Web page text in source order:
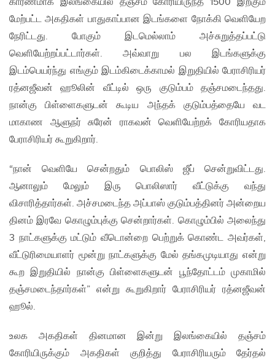
மேற்பட்ட அகதிகள் பாதுகாப்பான இடங்களை நோக்கி வெளியேற
நேரிட்டது. போகும் இடமெல்லாம் அச்சுறுத்தப்பட்டு
வெளியேற்றப்பட்டார்கள். அவ்வாறு பல இடங்களுக்கு
இடம்பெயர்ந்து எங்கும் இடம்கிடைக்காமல் இறுதியில் பேராசிரியர்
ரத்னஜீவன் ஹூலின் வீட்டில் ஒரு குடும்பம் தஞ்சமடைந்தது.
நான்கு பிள்ளைகளுடன் கூடிய அந்தக் குடும்பத்தையே வட
மாகாண ஆளுநர் சுரேன் ராகவன் வெளியேற்றக் கோரியதாக
பேராசிரியர் கூறுகிறார்.
“நான் வெளியே சென்றதும் பொலிஸ் ஜீப் சென்றுவிட்டது.
ஆனாலும் மேலும் இரு பொலிஸார் வீட்டுக்கு வந்து
விசாரித்தார்கள். அச்சமடைந்த அப்பாஸ் குடும்பத்தினர் அன்றைய
தினம் இரவே கொழும்புக்கு சென்றார்கள். கொழும்பில் அலைந்து
3 நாட்களுக்கு மட்டும் வீடொன்றை பெற்றுக் கொண்ட அவர்கள்,
வீட்டுரிமையாளர் மூன்று நாட்களுக்கு மேல் தங்கமுடியாது என்று
கூற இறுதியில் நான்கு பிள்ளைகளுடன் பூந்தோட்டம் முகாமில்
தஞ்சமடைந்தார்கள்” என்று கூறுகிறார் பேராசிரியர் ரத்னஜீவன்
ஹூல்.
உலக அகதிகள் தினமான இன்று இலங்கையில் தஞ்சம்
கோரியிருக்கும் அகதிகள் குறித்து பேராசிரியரும் தேர்தல்